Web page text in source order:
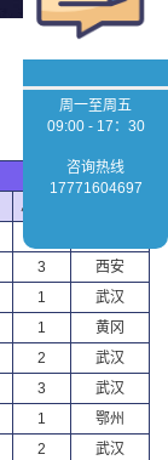
总天数
3
西安
1
武汉
1
黄冈
2
武汉
3
武汉
1
鄂州
2
武汉
周一至周五
09:00 - 17：30
咨询热线
17771604697